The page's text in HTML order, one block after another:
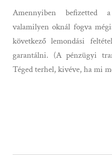
Amennyiben befizetted
valamilyen oknál fogva
következő lemondási
garantálni. (A pénzügyi
Téged terhel, kivéve, ha mi